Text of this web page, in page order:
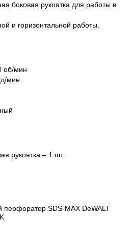
боковая рукоятка для работы в
и горизонтальной работы.
об/мин
мин
рукоятка – 1 шт
перфоратор SDS-MAX DeWALT